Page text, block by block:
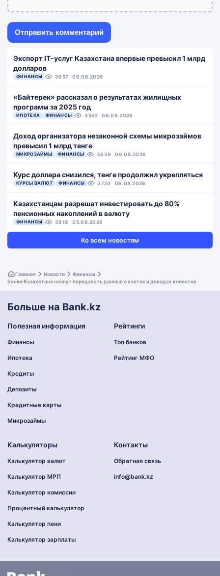
Экспорт IT-услуг Казахстана впервые превысил 1 млрд
долларов
ФИНАНСЫ 3657 06.08.2026
«Байтерек» рассказал о результатах жилищных
программ за 2025 год
ИПОТЕКА ФИНАНСЫ 3562 06.08.2026
Доход организатора незаконной схемы микрозаймов
превысил 1 млрд тенге
МИКРОЗАЙМЫ ФИНАНСЫ 3639 06.08.2026
Курс доллара снизился, тенге продолжил укрепляться
КУРСЫ ВАЛЮТ ФИНАНСЫ 3724 06.08.2026
Казахстанцам разрешат инвестировать до 80%
пенсионных накоплений в валюту
ФИНАНСЫ 3818 05.08.2026
Ко всем новостям
Главная Новости
Финансы
Банки Казахстана начнут передавать данные о счетах и доходах клиентов
Больше на Bank.kz
Полезная информация
Финансы
Ипотека
Кредиты
Депозиты
Кредитные карты
Микрозаймы
Рейтинги
Топ банков
Рейтинг МФО
Калькуляторы
Калькулятор валют
Калькулятор МРП
Калькулятор комиссии
Процентный калькулятор
Калькулятор пени
Калькулятор зарплаты
Контакты
Обратная связь
info@bank.kz